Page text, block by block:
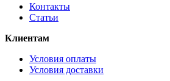
Контакты
Статьи
Клиентам
Условия оплаты
Условия доставки